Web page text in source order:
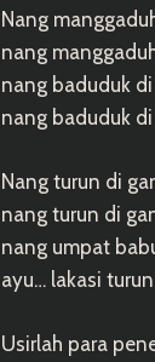
Nang
nang
nang baduduk
nang baduduk
Nang turun di
nang turun di
nang umpat
ayu… lakasi
Usirlah para